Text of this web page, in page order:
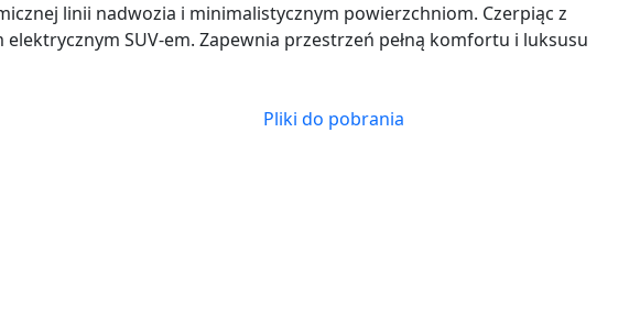
linii nadwozia i minimalistycznym powierzchniom. Czerpiąc z
SUV-em. Zapewnia przestrzeń pełną komfortu i luksusu
Pliki do pobrania